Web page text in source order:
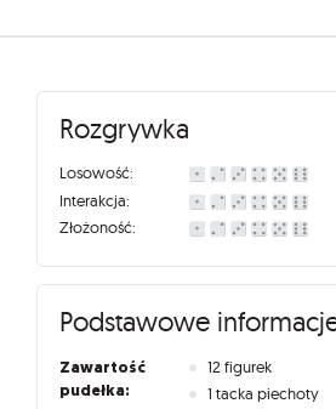
Rozgrywka
Losowość:
Interakcja:
Złożoność:
Podstawowe
Zawartość
pudełka:
12 figurek
1 tacka piechoty